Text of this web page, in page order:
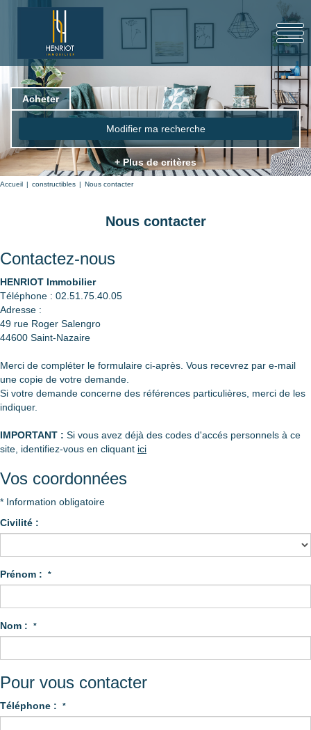
Acheter
Modifier ma recherche
+ Plus de critères
Accueil constructibles Nous contacter
Nous contacter
Contactez-nous
HENRIOT Immobilier
Téléphone : 02.51.75.40.05
Adresse :
49 rue Roger Salengro
44600 Saint-Nazaire
Merci de compléter le formulaire ci-après. Vous recevrez par e-mail
une copie de votre demande.
Si votre demande concerne des références particulières, merci de les
indiquer.
IMPORTANT : Si vous avez déjà des codes d'accés personnels à ce
site, identifiez-vous en cliquant ici
Vos coordonnées
* Information obligatoire
Civilité :
Prénom : *
Nom : *
Pour vous contacter
Téléphone : *